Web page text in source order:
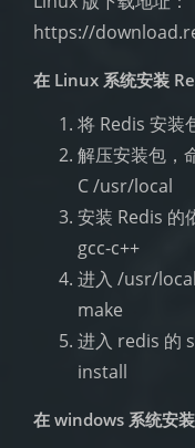
https://
在 Linux 系统安装
将 Redis 安装
解压安装包，
C /usr/local
安装 Redis 的
gcc-c++
进入 /usr/
make
进入 redis 的
install
在 windows 系统安装